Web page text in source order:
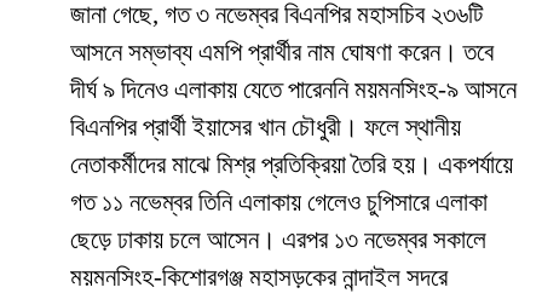
জানা গেছে, গত ৩ নভেম্বর বিএনপির মহাসচিব ২৩৬টি
আসনে সম্ভাব্য এমপি প্রার্থীর নাম ঘোষণা করেন। তবে
দীর্ঘ ৯ দিনেও এলাকায় যেতে পারেননি ময়মনসিংহ-৯ আসনে
বিএনপির প্রার্থী ইয়াসের খান চৌধুরী। ফলে স্থানীয়
নেতাকর্মীদের মাঝে মিশ্র প্রতিক্রিয়া তৈরি হয়। একপর্যায়ে
গত ১১ নভেম্বর তিনি এলাকায় গেলেও চুপিসারে এলাকা
ছেড়ে ঢাকায় চলে আসেন। এরপর ১৩ নভেম্বর সকালে
ময়মনসিংহ-কিশোরগঞ্জ মহাসড়কের নান্দাইল সদরে